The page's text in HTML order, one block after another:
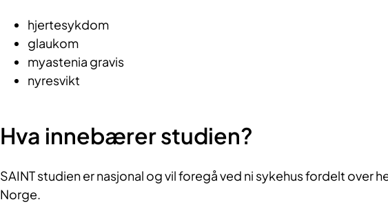
hjertesykdom
glaukom
myastenia gravis
nyresvikt
Hva innebærer studien?
SAINT studien er nasjonal og vil foregå ved ni sykehus fordelt over
Norge.